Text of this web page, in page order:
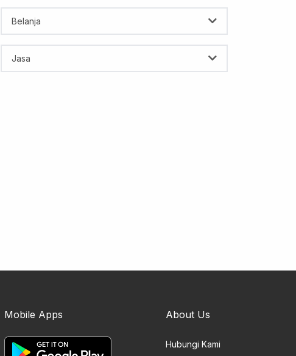
Belanja
Jasa
Mobile Apps About Us
Hubungi Kami